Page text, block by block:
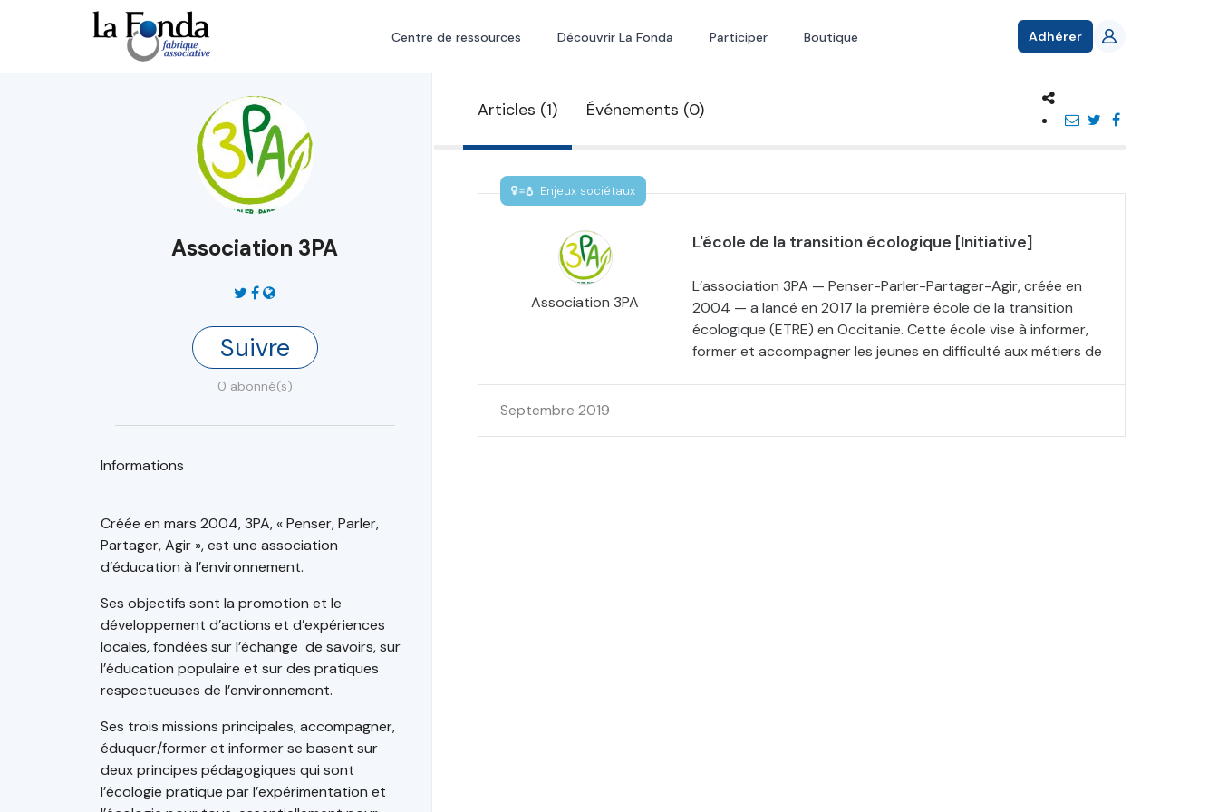
principal
Centre de ressources Découvrir La Fonda Participer Boutique Adhérer
Association 3PA
Suivre
0 abonné(s)
Informations
Créée en mars 2004, 3PA, « Penser, Parler,
Partager, Agir », est une association
d’éducation à l’environnement.
Ses objectifs sont la promotion et le
développement d’actions et d’expériences
locales, fondées sur l’échange de savoirs, sur
l’éducation populaire et sur des pratiques
respectueuses de l’environnement.
Ses trois missions principales, accompagner,
éduquer/former et informer se basent sur
deux principes pédagogiques qui sont
l’écologie pratique par l’expérimentation et
Articles (1) Événements (0)
Enjeux sociétaux
Association 3PA
L'école de la transition écologique [Initiative]
L’association 3PA — Penser-Parler-Partager-Agir, créée en
2004 — a lancé en 2017 la première école de la transition
écologique (ETRE) en Occitanie. Cette école vise à informer,
former et accompagner les jeunes en difficulté aux métiers de
Septembre 2019